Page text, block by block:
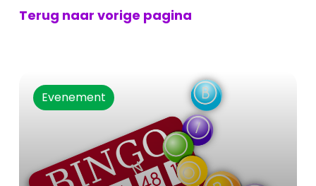
Terug naar vorige pagina
Evenement